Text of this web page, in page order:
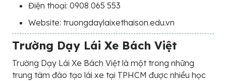
Điện thoại: 0908 065 553
Website: truongdaylaixethaison.edu.vn
Trường Dạy Lái Xe Bách Việt
Trường Dạy Lái Xe Bách Việt là một trong những
trung tâm đào tạo lái xe tại TPHCM được nhiều học